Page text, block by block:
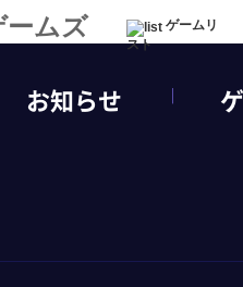
ゲームリ
スト
お知らせ